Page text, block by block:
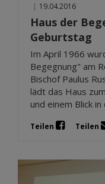
| 19.04.2016
Haus der
Geburtstag
Im April 1966
Begegnung" am
Bischof Paulus
lädt das Haus
und einem Blick in
Teilen Teilen